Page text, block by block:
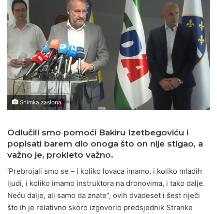
Snimka zaslona
Odlučili smo pomoći Bakiru Izetbegoviću i
popisati barem dio onoga što on nije stigao, a
važno je, prokleto važno.
‘Prebrojali smo se – i koliko lovaca imamo, i koliko mladih
ljudi, i koliko imamo instruktora na dronovima, i tako dalje.
Neću dalje, ali samo da znate”, ovih dvadeset i šest riječi
što ih je relativno skoro izgovorio predsjednik Stranke